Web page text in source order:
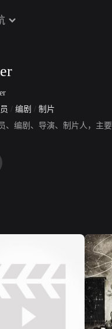
/ 编剧 / 制片
、编剧、导演、制片人，主